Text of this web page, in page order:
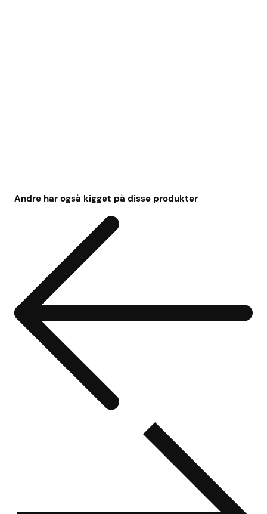
Andre har også kigget på disse produkter